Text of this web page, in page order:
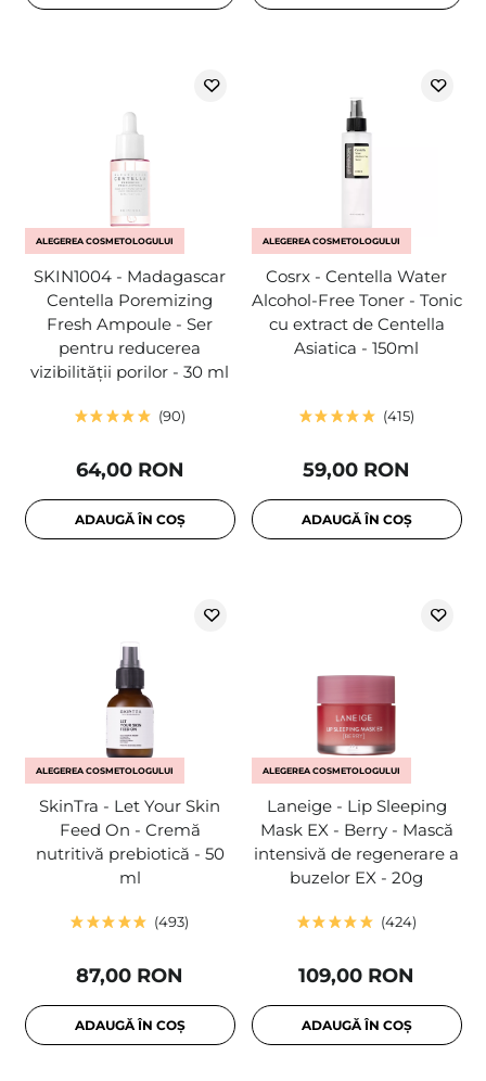
ALEGEREA COSMETOLOGULUI
SKIN1004 - Madagascar
Centella Poremizing
Fresh Ampoule - Ser
pentru reducerea
vizibilității porilor - 30 ml
90
64,00 RON
ADAUGĂ ÎN COȘ
ALEGEREA COSMETOLOGULUI
Cosrx - Centella Water
Alcohol-Free Toner - Tonic
cu extract de Centella
Asiatica - 150ml
415
59,00 RON
ADAUGĂ ÎN COȘ
ALEGEREA COSMETOLOGULUI
SkinTra - Let Your Skin
Feed On - Cremă
nutritivă prebiotică - 50
ml
493
87,00 RON
ADAUGĂ ÎN COȘ
ALEGEREA COSMETOLOGULUI
Laneige - Lip Sleeping
Mask EX - Berry - Mască
intensivă de regenerare a
buzelor EX - 20g
424
109,00 RON
ADAUGĂ ÎN COȘ